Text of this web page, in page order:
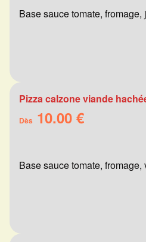
Base sauce tomate, fromage,
Pizza calzone viande
Dès 10.00 €
Base sauce tomate,